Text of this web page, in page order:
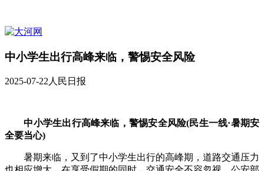
中小学生出行高峰来临，警惕安全风险
2025-07-22人民日报
中小学生出行高峰来临，警惕安全风险(民生一线·暑期安
全要当心)
暑期来临，又到了中小学生出行的高峰期，道路交通压力